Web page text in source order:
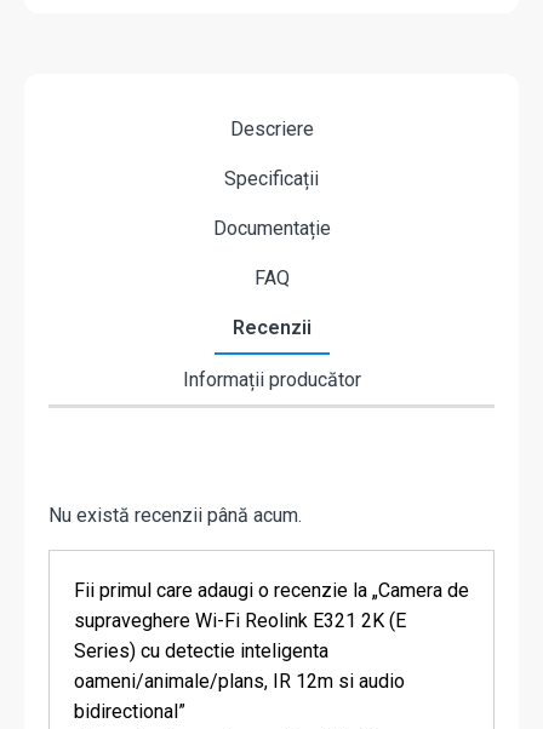
Descriere
Specificații
Documentație
FAQ
Recenzii
Informații producător
Nu există recenzii până acum.
Fii primul care adaugi o recenzie la „Camera de
supraveghere Wi-Fi Reolink E321 2K (E
Series) cu detectie inteligenta
oameni/animale/plans, IR 12m si audio
bidirectional”